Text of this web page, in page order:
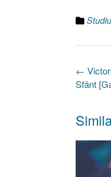
Post
←
Sfânt